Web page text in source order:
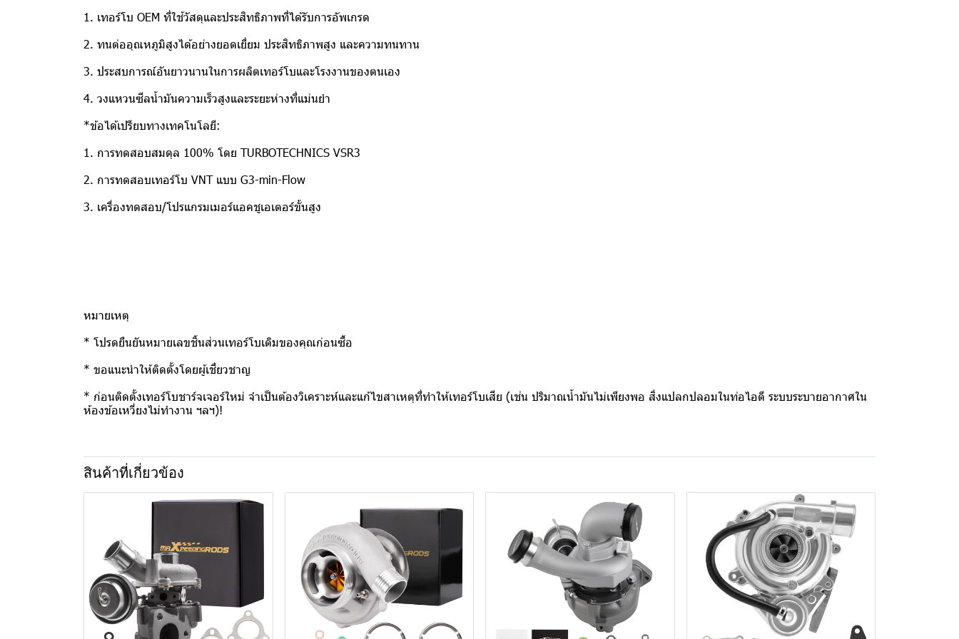
1. เทอร์โบ OEM ที่ใช้วัสดุและประสิทธิภาพที่ได้รับการอัพเกรด
2. ทนต่ออุณหภูมิสูงได้อย่างยอดเยี่ยม ประสิทธิภาพสูง และความทนทาน
3. ประสบการณ์อันยาวนานในการผลิตเทอร์โบและโรงงานของตนเอง
4. วงแหวนซีลน้ำมันความเร็วสูงและระยะห่างที่แม่นยำ
*ข้อได้เปรียบทางเทคโนโลยี:
1. การทดสอบสมดุล 100% โดย TURBOTECHNICS VSR3
2. การทดสอบเทอร์โบ VNT แบบ G3-min-Flow
3. เครื่องทดสอบ/โปรแกรมเมอร์แอคชูเอเตอร์ขั้นสูง
หมายเหตุ
* โปรดยืนยันหมายเลขชิ้นส่วนเทอร์โบเดิมของคุณก่อนซื้อ
* ขอแนะนำให้ติดตั้งโดยผู้เชี่ยวชาญ
* ก่อนติดตั้งเทอร์โบชาร์จเจอร์ใหม่ จำเป็นต้องวิเคราะห์และแก้ไขสาเหตุที่ทำให้เทอร์โบเสีย (เช่น ปริมาณน้ำมันไม่เพียงพอ สิ่งแปลกปลอมในท่อไอดี ระบบระบายอากาศใน
ห้องข้อเหวี่ยงไม่ทำงาน ฯลฯ)!
สินค้าที่เกี่ยวข้อง